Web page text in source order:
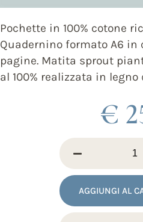
Pochette in 100% cotone
Quadernino formato A6
pagine. Matita sprout
al 100% realizzata in
€
AGGIUNGI AL